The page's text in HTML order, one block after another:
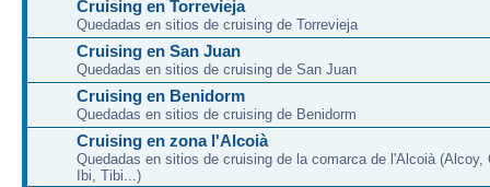
Cruising en Torrevieja
Quedadas en sitios de cruising de Torrevieja
Cruising en San Juan
Quedadas en sitios de cruising de San Juan
Cruising en Benidorm
Quedadas en sitios de cruising de Benidorm
Cruising en zona l'Alcoià
Quedadas en sitios de cruising de la comarca de l'Alcoià (Alcoy,
Ibi, Tibi...)